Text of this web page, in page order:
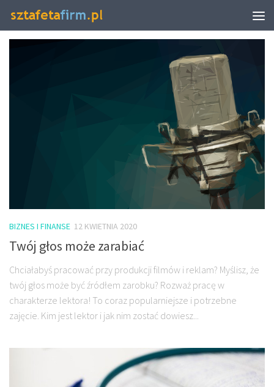
TAGGED:HISTORIA
BIZNES I FINANSE 12 KWIETNIA 2020
Twój głos może zarabiać
Chciałabyś pracować przy produkcji filmów i reklam? Myślisz, że
twój głos może być źródłem zarobku? Rozważ pracę w
charakterze lektora! To coraz popularniejsze i potrzebne
zajęcie. Kim jest lektor i jak nim zostać dowiesz...